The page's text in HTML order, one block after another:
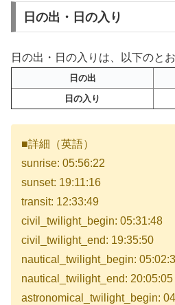
日の出・日の入り
日の出・日の入りは、以下のとお
日の出
日の入り
■詳細（英語）
sunrise: 05:56:22
sunset: 19:11:16
transit: 12:33:49
civil_twilight_begin: 05:31:48
civil_twilight_end: 19:35:50
nautical_twilight_begin:
nautical_twilight_end: 20:05:05
astronomical_twilight_begin: